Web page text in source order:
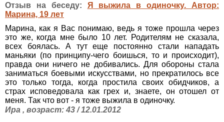
Отзыв на беседу: Я выжила в одиночку. Автор:
Марина, 19 лет
Марина, как я Вас понимаю, ведь я тоже прошла через
это же, когда мне было 10 лет. Родителям не сказала,
всех боялась. А тут еще постоянно стали нападать
маньяки (по принципу-чего боишься, то и происходит),
правда они ничего не добивались. Для обороны стала
заниматься боевыми искусствами, но прекратилось все
это только тогда, когда простила своих обидчиков, а
страх исповедовала как грех и, знаете, он отошел от
меня. Так что вот - я тоже выжила в одиночку.
Ира , возраст: 43 / 12.01.2012